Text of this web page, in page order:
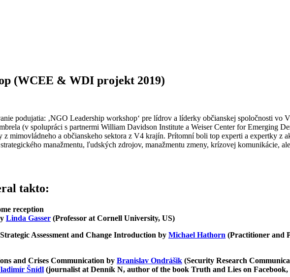
(WCEE & WDI projekt 2019)
podujatia: ‚NGO Leadership workshop‘ pre lídrov a líderky občianskej spoločnosti vo
(v spolupráci s partnermi William Davidson Institute a Weiser Center for Emerging
mimovládneho a občianskeho sektora z V4 krajín. Prítomní boli top experti a expertky z
manažmentu, ľudských zdrojov, manažmentu zmeny, krízovej komunikácie,
takto:
reception
Linda Gasser (Professor at Cornell University, US)
Assessment and Change Introduction by Michael Hathorn (Practitioner and
and Crises Communication by Branislav Ondrášik (Security Research
Šnídl (journalist at Denník N, author of the book Truth and Lies on Facebook,